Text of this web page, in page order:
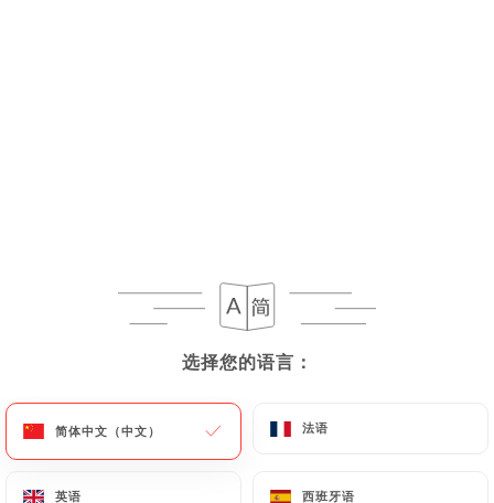
选择您的语言：
简体中文（中文） 法语
英语 西班牙语
选择您的语言：
简体中文（中文） 法语
英语 西班牙语